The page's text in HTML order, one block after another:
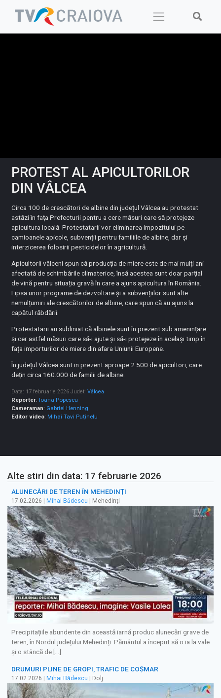
PROTEST AL APICULTORILOR
DIN VÂLCEA
Circa 100 de crescători de albine din județul Vâlcea au protestat
astăzi în fața Prefecturii pentru a cere măsuri care să protejeze
apicultura locală. Protestatarii vor eliminarea impozitului pe
camioanele apicole, subvenții pentru familiile de albine, dar și
interzicerea folosirii pesticidelor în agricultură.
Apicultorii vâlceni spun că producția de miere este de mai mulți ani
afectată de schimbările climaterice, însă acestea sunt doar parțial
de vină pentru situația gravă în care a ajuns apicultura în România.
Lipsa unor programe de dezvoltare și a subvențiilor sunt alte
nemulțumiri ale crescătorilor de albine, care spun că au ajuns la
capătul răbdării.
Protestatarii au subliniat că albinele sunt în prezent sub amenințare
și cer astfel măsuri care să-i ajute și să-i protejeze în același timp în
fața importurilor de miere din afara Uniunii Europene.
În județul Vâlcea sunt in prezent aproape 2.500 de apicultori, care
dețin circa 160.000 de familii de albine.
Data: 17 februarie 2026 Judet:Vâlcea
Reporter: Ioana Popescu
Cameraman: Gabriel Henning
Editor video: Mihai Tavi Puținelu
Alte stiri din data: 17 februarie 2026
ALUNECĂRI DE TEREN ÎN MEHEDINȚI
17.02.2026 Mihai Bădescu | Mehedinți
Precipitațiile abundente din această iarnă produc alunecări grave de
teren, în Nordul județului Mehedinți. Pământul a început să o ia la vale
și o stâncă de […]
DRUMURI PLINE DE GROPI, TRAFIC DE COȘMAR
17.02.2026 | Mihai Bădescu | Dolj